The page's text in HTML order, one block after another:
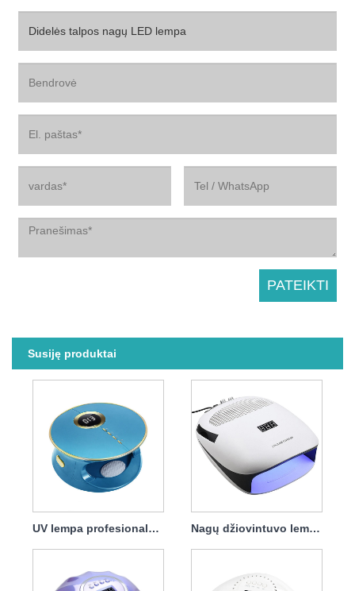
Susiję produktai
UV lempa profesionalus nagų džiovintuvas 168w Nagų džiovintuvo lempa dulkių surinkėjas 140w 4 in1